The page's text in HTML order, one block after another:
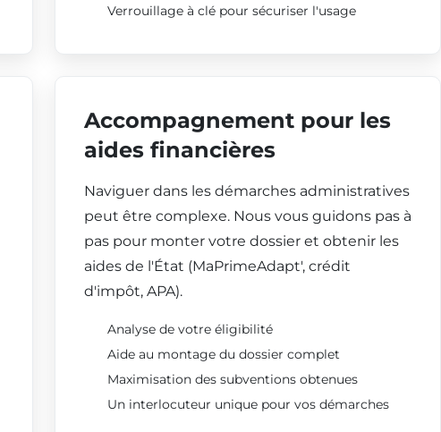
Verrouillage à clé pour sécuriser l'usage
Accompagnement pour les
aides financières
Naviguer dans les démarches administratives
peut être complexe. Nous vous guidons pas à
pas pour monter votre dossier et obtenir les
aides de l'État (MaPrimeAdapt', crédit
d'impôt, APA).
Analyse de votre éligibilité
Aide au montage du dossier complet
Maximisation des subventions obtenues
Un interlocuteur unique pour vos démarches